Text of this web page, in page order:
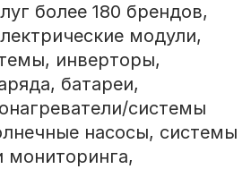
более 180 брендов,
модули,
инверторы,
батареи,
системы
насосы, системы
мониторинга,